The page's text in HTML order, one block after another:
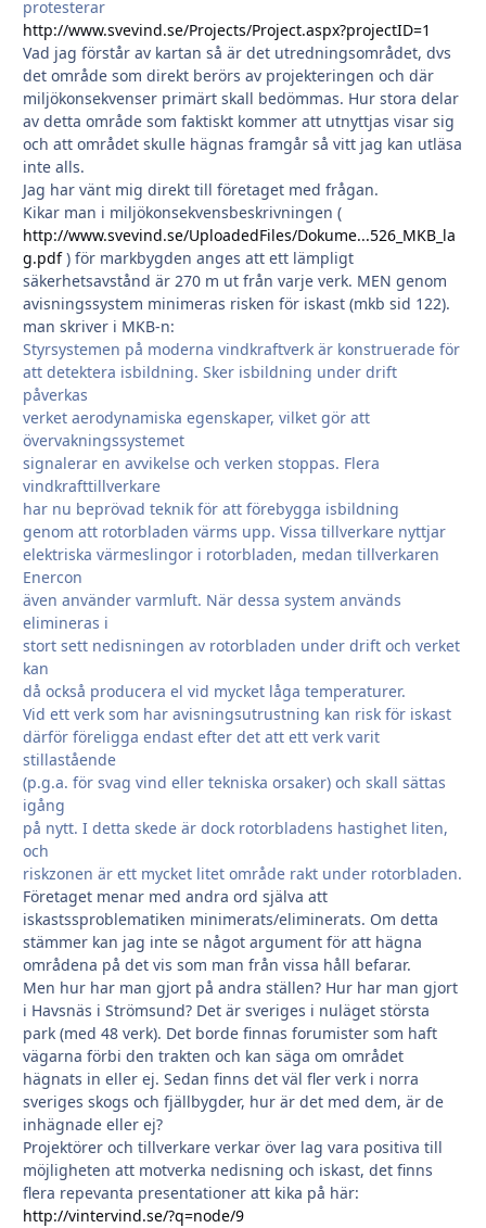
protesterar
http://www.svevind.se/Projects/Project.aspx?projectID=1
Vad jag förstår av kartan så är det utredningsområdet, dvs
det område som direkt berörs av projekteringen och där
miljökonsekvenser primärt skall bedömmas. Hur stora delar
av detta område som faktiskt kommer att utnyttjas visar sig
och att området skulle hägnas framgår så vitt jag kan utläsa
inte alls.
Jag har vänt mig direkt till företaget med frågan.
Kikar man i miljökonsekvensbeskrivningen (
http://www.svevind.se/UploadedFiles/Dokume...526_MKB_la
g.pdf) för markbygden anges att ett lämpligt
säkerhetsavstånd är 270 m ut från varje verk. MEN genom
avisningssystem minimeras risken för iskast (mkb sid 122).
man skriver i MKB-n:
Styrsystemen på moderna vindkraftverk är konstruerade för
att detektera isbildning. Sker isbildning under drift
påverkas
verket aerodynamiska egenskaper, vilket gör att
övervakningssystemet
signalerar en avvikelse och verken stoppas. Flera
vindkrafttillverkare
har nu beprövad teknik för att förebygga isbildning
genom att rotorbladen värms upp. Vissa tillverkare nyttjar
elektriska värmeslingor i rotorbladen, medan tillverkaren
Enercon
även använder varmluft. När dessa system används
elimineras i
stort sett nedisningen av rotorbladen under drift och verket
kan
då också producera el vid mycket låga temperaturer.
Vid ett verk som har avisningsutrustning kan risk för iskast
därför föreligga endast efter det att ett verk varit
stillastående
(p.g.a. för svag vind eller tekniska orsaker) och skall sättas
igång
på nytt. I detta skede är dock rotorbladens hastighet liten,
och
riskzonen är ett mycket litet område rakt under rotorbladen.
Företaget menar med andra ord själva att
iskastssproblematiken minimerats/eliminerats. Om detta
stämmer kan jag inte se något argument för att hägna
områdena på det vis som man från vissa håll befarar.
Men hur har man gjort på andra ställen? Hur har man gjort
i Havsnäs i Strömsund? Det är sveriges i nuläget största
park (med 48 verk). Det borde finnas forumister som haft
vägarna förbi den trakten och kan säga om området
hägnats in eller ej. Sedan finns det väl fler verk i norra
sveriges skogs och fjällbygder, hur är det med dem, är de
inhägnade eller ej?
Projektörer och tillverkare verkar över lag vara positiva till
möjligheten att motverka nedisning och iskast, det finns
flera repevanta presentationer att kika på här:
http://vintervind.se/?q=node/9